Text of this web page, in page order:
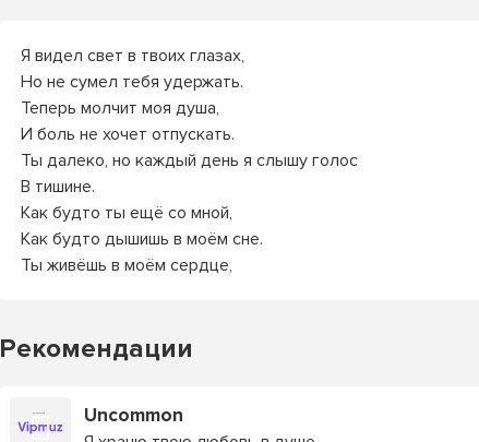
Я видел свет в твоих глазах,
Но не сумел тебя удержать.
Теперь молчит моя душа,
И боль не хочет отпускать.
Ты далеко, но каждый день я слышу голос
В тишине.
Как будто ты ещё со мной,
Как будто дышишь в моём сне.
Ты живёшь в моём сердце,
Рекомендации
Uncommon